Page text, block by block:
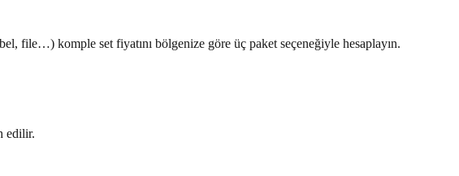
file…) komple set fiyatını bölgenize göre üç paket seçeneğiyle hesaplayın.
edilir.